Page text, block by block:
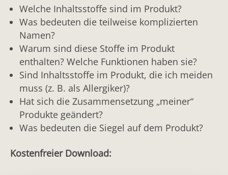
Veresterungsprodukt von Kokosfettsäuren und
Ölsäure mit exthoxyliertem Glycerin (durchschnittlich
18 Einheiten -CH2-CH2-O-)
PEG-20 GLYCERYL STEARATE
Stearinsäureglycerinester (Glycerinmonostearat),
ethoxyliert (durchschnittlich 20 Einheiten -CH2-CH2-
O-)
PEG-40 HYDROGENATED CASTOR OIL
Hydriertes und ethoxyliertes Rizinusöl
(durchschnittlich 40 Einheiten -CH2-CH2-O-)
Körperpflegeprodukte
Lidschatten
Lippen-Konturenstift
Lippenpflegeprodukte
Lippenstift-Versiegelung
Make-up-Entferner
Make-up-Produkte
Mascara/Wimperntusche
Welche Inhaltsstoffe sind im Produkt?
Was bedeuten die teilweise komplizierten
Namen?
Warum sind diese Stoffe im Produkt
enthalten? Welche Funktionen haben sie?
Sind Inhaltsstoffe im Produkt, die ich meiden
muss (z. B. als Allergiker)?
Hat sich die Zusammensetzung „meiner“
Produkte geändert?
Was bedeuten die Siegel auf dem Produkt?
Kostenfreier Download: